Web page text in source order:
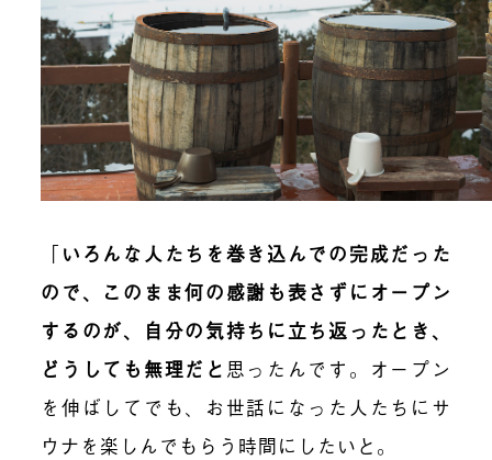
「 いろんな人たちを巻き込んでの完成だった
ので、このまま何の感謝も表さずにオープン
するのが、自分の気持ちに立ち返ったとき、
どうしても無理だと 思ったんです。オープン
を伸ばしてでも、お世話になった人たちにサ
ウナを楽しんでもらう時間にしたいと。